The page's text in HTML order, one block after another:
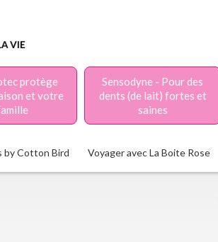
protège
et votre
Sensodyne - Pour des
dents (de lait) fortes et
saines
by Cotton Bird Voyager avec La Boite Rose